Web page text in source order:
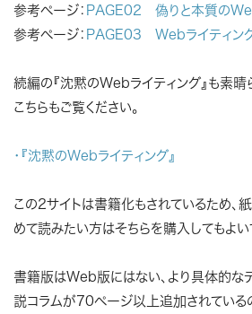
参考ページ： PAGE02 偽りと本質の
参考ページ： PAGE03 Webライティン
続編の『沈黙のWebライティング』も素晴
こちらもご覧ください。
・『沈黙のWebライティング』
この2サイトは書籍化もされているため、
めて読みたい方はそちらを購入してもよい
書籍版はWeb版にはない、より具体的な
説コラムが70ページ以上追加されている